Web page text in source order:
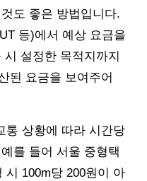
도 좋은 방법입니다.
등)에서 예상 요금을
설정한 목적지까지
된 요금을 보여주어
통 상황에 따라 시간당
를 들어 서울 중형택
시 100m당 200원이 아